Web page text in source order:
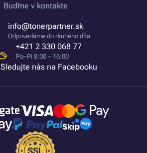
Buďme v kontakte
info@tonerpartner.sk
Odpovedáme do druhého dňa
+421 2 330 068 77
Po–Pi 8:00 – 16:00
Sledujte nás na Facebooku